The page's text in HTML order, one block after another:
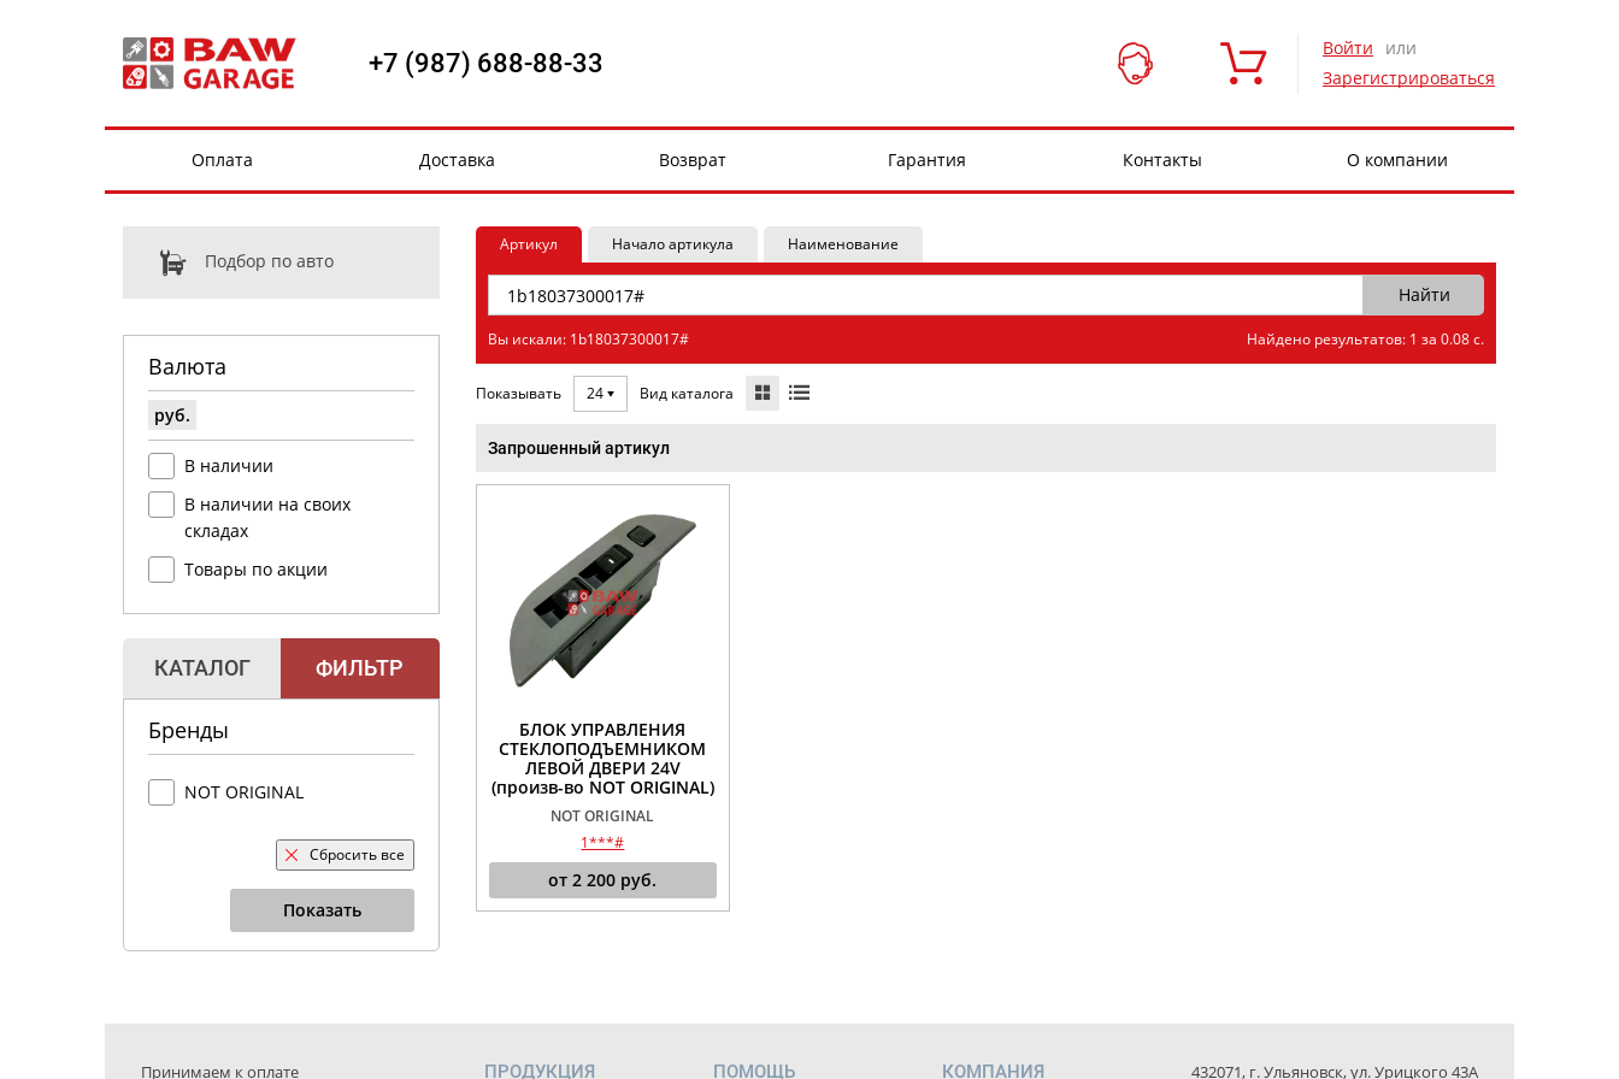
+7 (987) 688-88-33 Войти
или
Зарегистрироваться
Оплата Доставка Возврат Гарантия Контакты О компании
Подбор по авто
Валюта
руб.
В наличии
В наличии на своих
складах
Товары по акции
КАТАЛОГ ФИЛЬТР
Бренды
NOT ORIGINAL
Сбросить все
Показать
Артикул Начало артикула Наименование
Вы искали: 1b18037300017# Найдено результатов: 1 за 0.08 с.
Показывать 24 Вид каталога
Запрошенный артикул
БЛОК УПРАВЛЕНИЯ
СТЕКЛОПОДЪЕМНИКОМ
ЛЕВОЙ ДВЕРИ 24V
(произв-во NOT ORIGINAL)
NOT ORIGINAL
1***#
от2 200 руб.
Принимаем к оплате ПРОДУКЦИЯ ПОМОЩЬ КОМПАНИЯ 432071, г. Ульяновск, ул. Урицкого 43А